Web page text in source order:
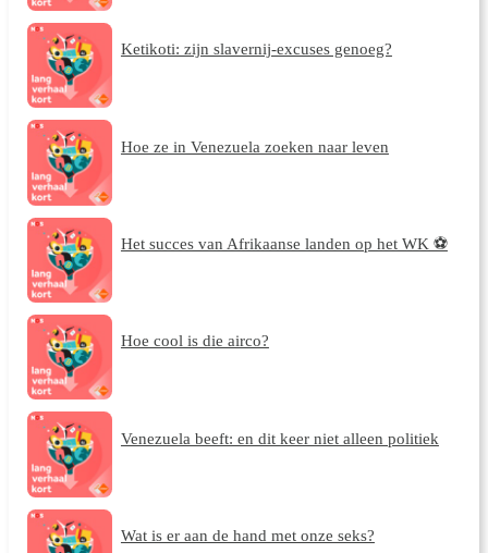
Ketikoti: zijn slavernij-excuses genoeg?
Hoe ze in Venezuela zoeken naar leven
Het succes van Afrikaanse landen op het WK ⚽
Hoe cool is die airco?
Venezuela beeft: en dit keer niet alleen politiek
Wat is er aan de hand met onze seks?